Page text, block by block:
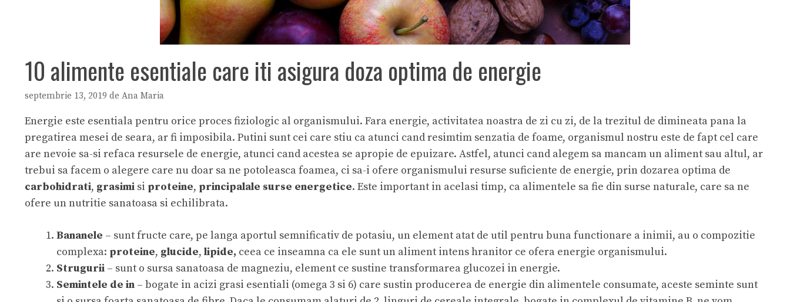
10 alimente esentiale care iti asigura doza optima de energie
septembrie 13, 2019 de Ana Maria
Energie este esentiala pentru orice proces fiziologic al organismului. Fara energie, activitatea noastra de zi cu zi, de la trezitul de dimineata pana la
pregatirea mesei de seara, ar fi imposibila. Putini sunt cei care stiu ca atunci cand resimtim senzatia de foame, organismul nostru este de fapt cel care
are nevoie sa-si refaca resursele de energie, atunci cand acestea se apropie de epuizare. Astfel, atunci cand alegem sa mancam un aliment sau altul, ar
trebui sa facem o alegere care nu doar sa ne potoleasca foamea, ci sa-i ofere organismului resurse suficiente de energie, prin dozarea optima de
carbohidrati, grasimi si proteine, principalale surse energetice. Este important in acelasi timp, ca alimentele sa fie din surse naturale, care sa ne
ofere un nutritie sanatoasa si echilibrata.
Bananele – sunt fructe care, pe langa aportul semnificativ de potasiu, un element atat de util pentru buna functionare a inimii, au o compozitie
complexa: proteine, glucide, lipide, ceea ce inseamna ca ele sunt un aliment intens hranitor ce ofera energie organismului.
Strugurii – sunt o sursa sanatoasa de magneziu, element ce sustine transformarea glucozei in energie.
Semintele de in – bogate in acizi grasi esentiali (omega 3 si 6) care sustin producerea de energie din alimentele consumate, aceste seminte sunt